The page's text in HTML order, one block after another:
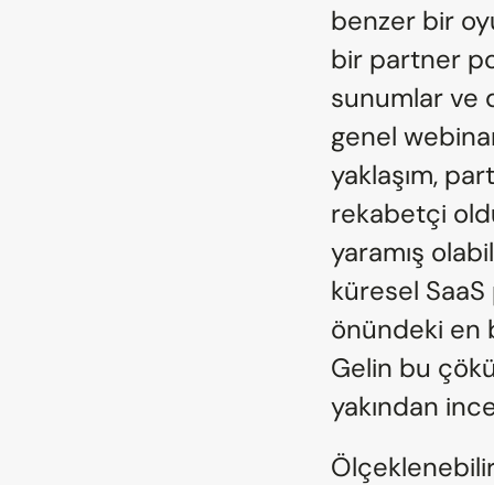
benzer bir
bir partner
sunumlar ve
genel
yaklaşım,
rekabetçi
yaramış
küresel
önündeki en
Gelin bu
yakından